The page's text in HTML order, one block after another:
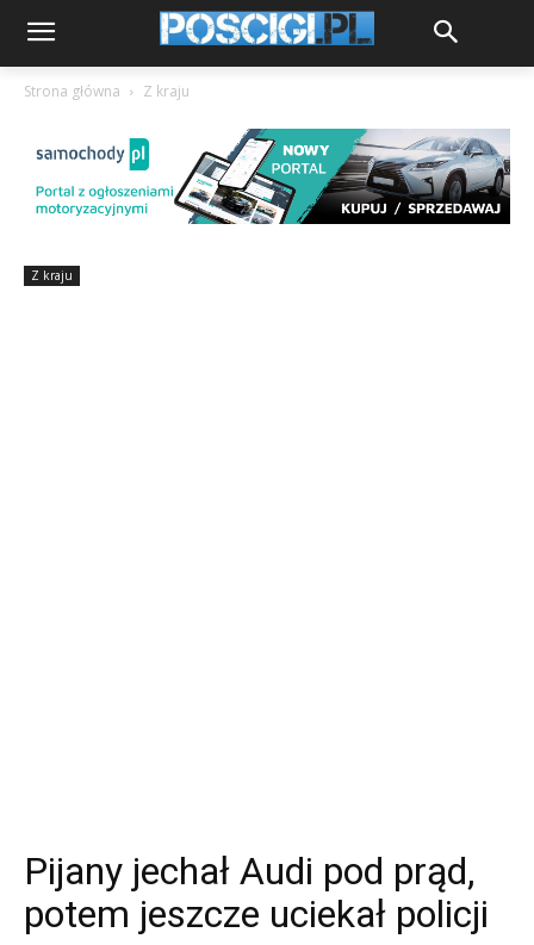
Strona główna Z kraju
Z kraju
Pijany jechał Audi pod prąd,
potem jeszcze uciekał policji